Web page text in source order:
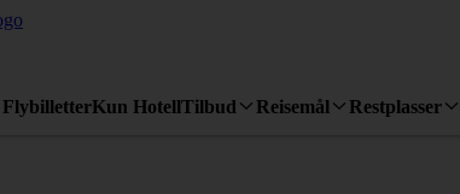
FlybilletterKun HotellTilbud Reisemål Restplasser